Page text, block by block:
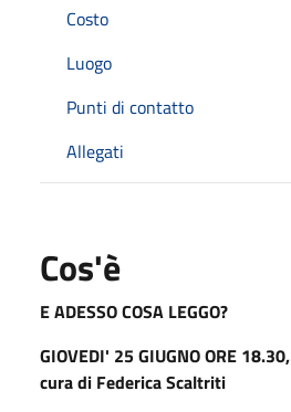
Costo
Luogo
Punti di contatto
Allegati
Cos'è
E ADESSO COSA LEGGO?
GIOVEDI' 25 GIUGNO ORE 18.30,
cura di Federica Scaltriti